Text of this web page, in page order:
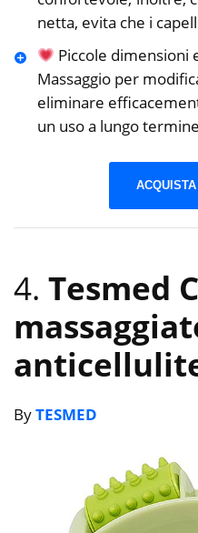
netta, evita che i
Piccole dimensioni
Massaggio per
eliminare
un uso a lungo
4. Tesmed
ByTESMED